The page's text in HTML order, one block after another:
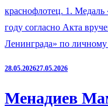
краснофлотец. 1.
году согласно Акта
Ленинграда» по
28.05.202627.05.2026
Менадиев